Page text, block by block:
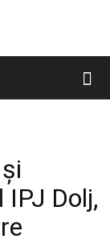
Dolj,